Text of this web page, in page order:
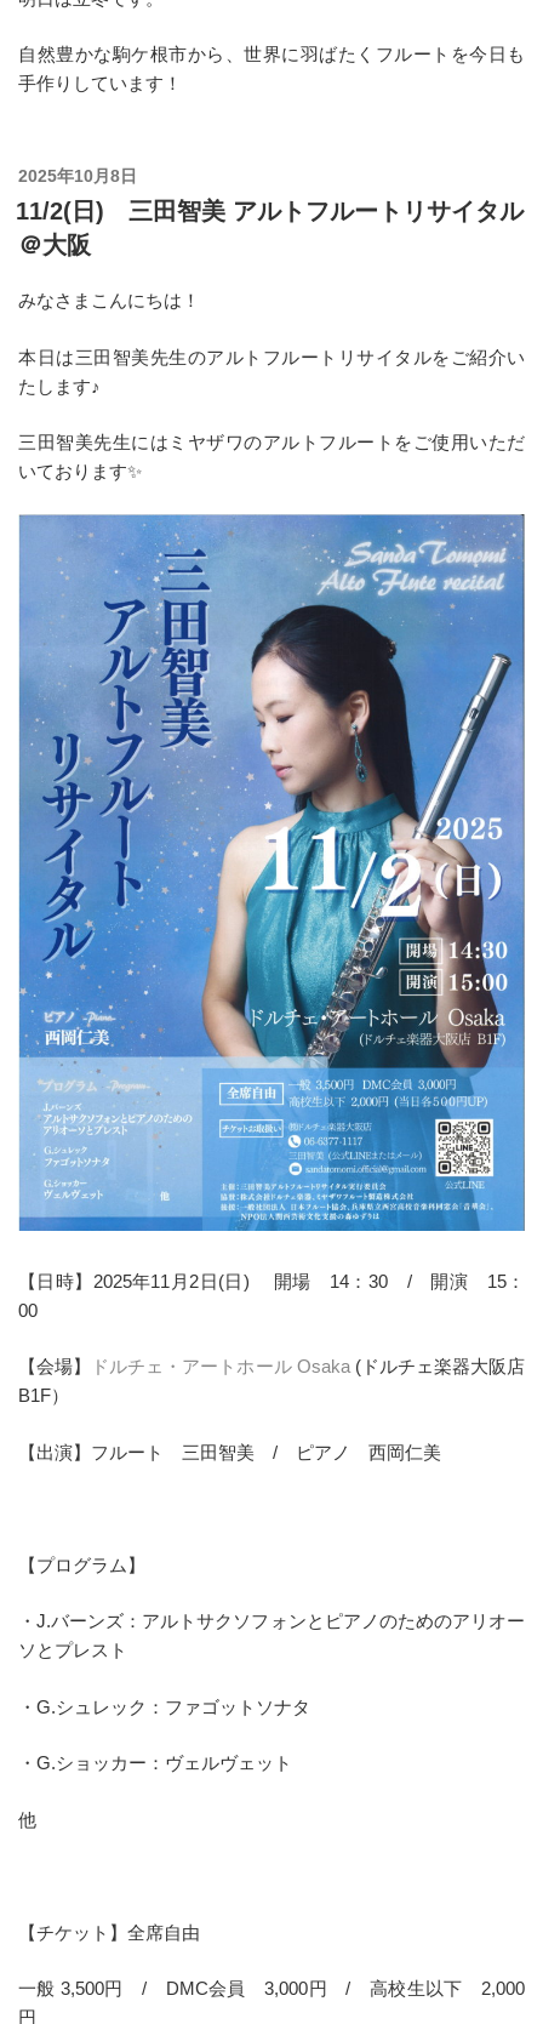
自然豊かな駒ケ根市から、世界に羽ばたくフルートを今日も
手作りしています！
投
稿
日:
2025年10月8日
11/2(日) 三田智美 アルトフルートリサイタル
＠大阪
みなさまこんにちは！
本日は三田智美先生のアルトフルートリサイタルをご紹介い
たします♪
三田智美先生にはミヤザワのアルトフルートをご使用いただ
いております✨
【日時】2025年11月2日(日) 開場 14：30 / 開演 15：
00
【会場】 ドルチェ・アートホール Osaka(ドルチェ楽器大阪店
B1F）
【出演】フルート 三田智美 / ピアノ 西岡仁美
【プログラム】
・J.バーンズ：アルトサクソフォンとピアノのためのアリオー
ソとプレスト
・G.シュレック：ファゴットソナタ
・G.ショッカー：ヴェルヴェット
他
【チケット】全席自由
一般 3,500円 / DMC会員 3,000円 / 高校生以下 2,000
円